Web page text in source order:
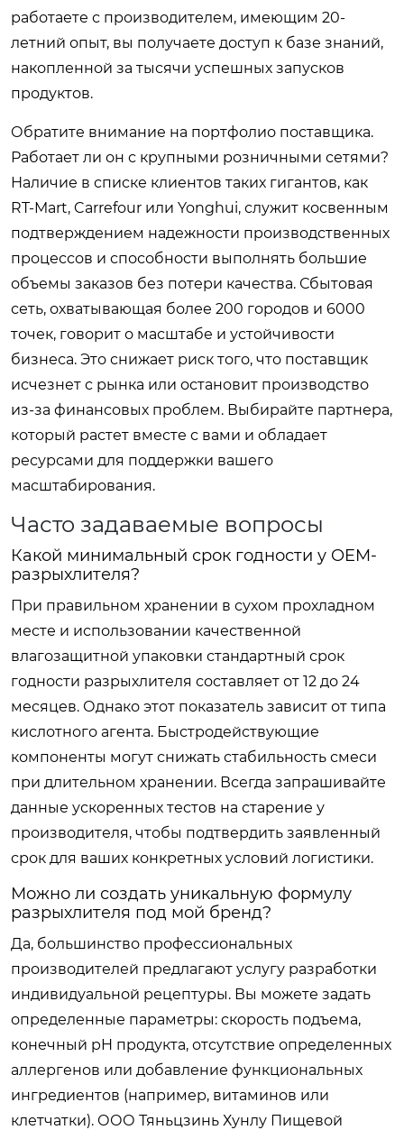
работаете с производителем, имеющим 20-
летний опыт, вы получаете доступ к базе знаний,
накопленной за тысячи успешных запусков
продуктов.
Обратите внимание на портфолио поставщика.
Работает ли он с крупными розничными сетями?
Наличие в списке клиентов таких гигантов, как
RT-Mart, Carrefour или Yonghui, служит косвенным
подтверждением надежности производственных
процессов и способности выполнять большие
объемы заказов без потери качества. Сбытовая
сеть, охватывающая более 200 городов и 6000
точек, говорит о масштабе и устойчивости
бизнеса. Это снижает риск того, что поставщик
исчезнет с рынка или остановит производство
из-за финансовых проблем. Выбирайте партнера,
который растет вместе с вами и обладает
ресурсами для поддержки вашего
масштабирования.
Часто задаваемые вопросы
Какой минимальный срок годности у OEM-
разрыхлителя?
При правильном хранении в сухом прохладном
месте и использовании качественной
влагозащитной упаковки стандартный срок
годности разрыхлителя составляет от 12 до 24
месяцев. Однако этот показатель зависит от типа
кислотного агента. Быстродействующие
компоненты могут снижать стабильность смеси
при длительном хранении. Всегда запрашивайте
данные ускоренных тестов на старение у
производителя, чтобы подтвердить заявленный
срок для ваших конкретных условий логистики.
Можно ли создать уникальную формулу
разрыхлителя под мой бренд?
Да, большинство профессиональных
производителей предлагают услугу разработки
индивидуальной рецептуры. Вы можете задать
определенные параметры: скорость подъема,
конечный pH продукта, отсутствие определенных
аллергенов или добавление функциональных
ингредиентов (например, витаминов или
клетчатки). ООО Тяньцзинь Хунлу Пищевой